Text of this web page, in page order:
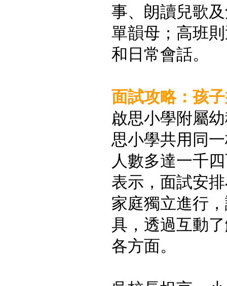
事、朗讀兒歌
單韻母；高班
和日常會話。
面試攻略：孩
啟思小學附屬
思小學共用同
人數多達一千
表示，面試安
家庭獨立進行
具，透過互動
各方面。